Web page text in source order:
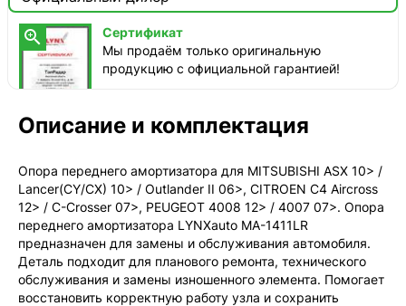
Доставка этого товара недоступна

Сертификат
Мы продаём только оригинальную
продукцию с официальной гарантией!
Описание и комплектация
Опора переднего амортизатора для MITSUBISHI ASX 10> /
Lancer(CY/CX) 10> / Outlander II 06>, CITROEN C4 Aircross
12> / C-Crosser 07>, PEUGEOT 4008 12> / 4007 07>. Опора
переднего амортизатора LYNXauto MA-1411LR
предназначен для замены и обслуживания автомобиля.
Деталь подходит для планового ремонта, технического
обслуживания и замены изношенного элемента. Помогает
восстановить корректную работу узла и сохранить